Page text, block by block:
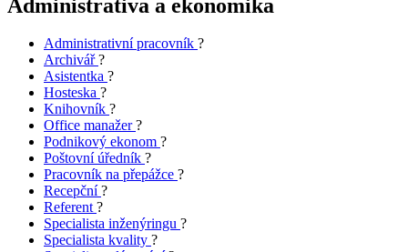
Administrativa a ekonomika
Administrativní pracovník ?
Archivář?
Asistentka ?
Hosteska ?
Knihovník ?
Office manažer?
Podnikový ekonom ?
Poštovní úředník ?
Pracovník na přepážce ?
Recepční?
Referent?
Specialista inženýringu ?
Specialista kvality ?